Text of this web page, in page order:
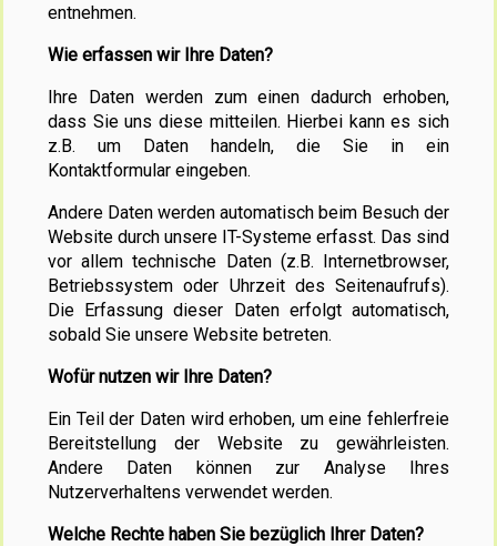
entnehmen.
Wie erfassen wir Ihre Daten?
Ihre Daten werden zum einen dadurch erhoben,
dass Sie uns diese mitteilen. Hierbei kann es sich
z.B. um Daten handeln, die Sie in ein
Kontaktformular eingeben.
Andere Daten werden automatisch beim Besuch der
Website durch unsere IT-Systeme erfasst. Das sind
vor allem technische Daten (z.B. Internetbrowser,
Betriebssystem oder Uhrzeit des Seitenaufrufs).
Die Erfassung dieser Daten erfolgt automatisch,
sobald Sie unsere Website betreten.
Wofür nutzen wir Ihre Daten?
Ein Teil der Daten wird erhoben, um eine fehlerfreie
Bereitstellung der Website zu gewährleisten.
Andere Daten können zur Analyse Ihres
Nutzerverhaltens verwendet werden.
Welche Rechte haben Sie bezüglich Ihrer Daten?